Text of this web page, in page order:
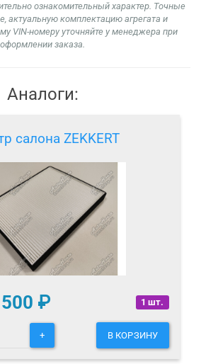
ознакомительный характер. Точные
актуальную комплектацию агрегата и
VIN-номеру уточняйте у менеджера при
оформлении заказа.
Аналоги:
салона ZEKKERT
1 шт.
500 ₽
+ В КОРЗИНУ